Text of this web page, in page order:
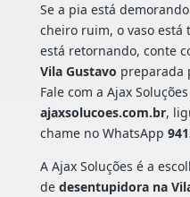
Se a pia está
cheiro ruim, o vaso está
está retornando, conte
Vila Gustavo preparada
Fale com a Ajax
ajaxsolucoes.com.br,
chame no WhatsApp
A Ajax Soluções é a
de desentupidora na